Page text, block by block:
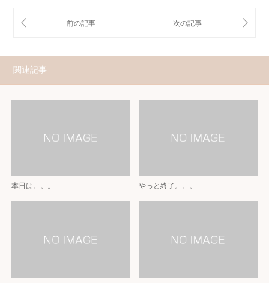
関連記事
本日は。。。 やっと終了。。。